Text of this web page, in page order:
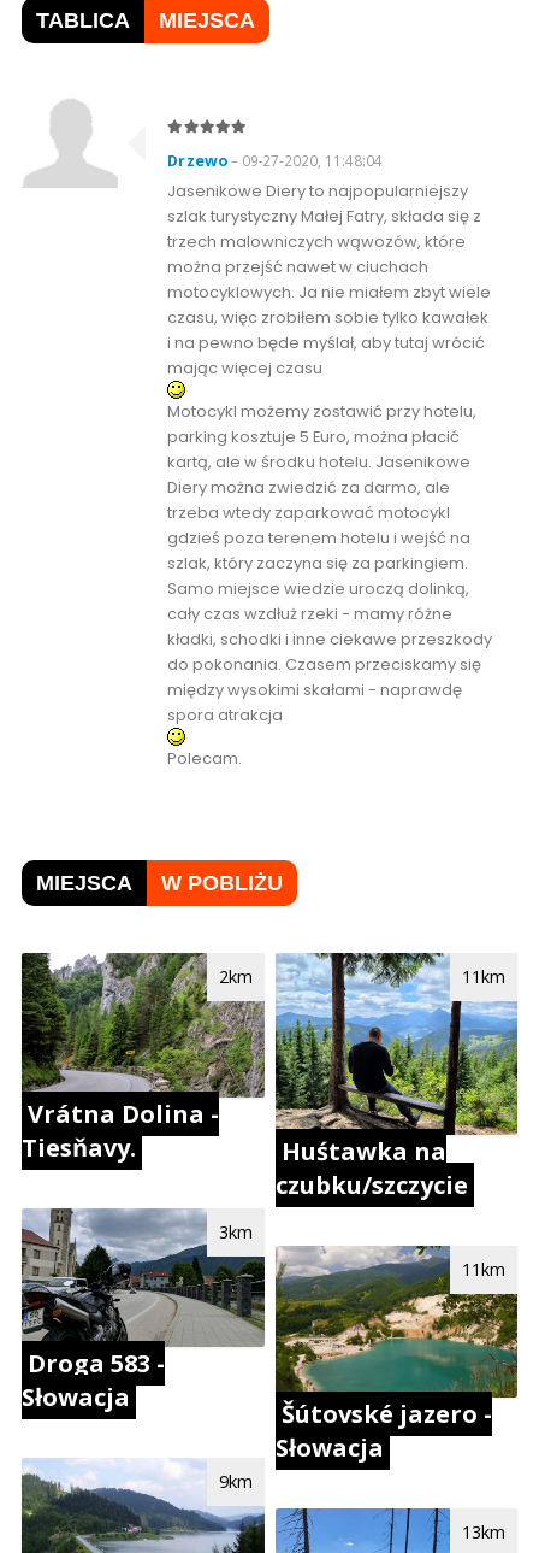
TABLICA MIEJSCA
Drzewo– 09-27-2020, 11:48:04
Jasenikowe Diery to najpopularniejszy
szlak turystyczny Małej Fatry, składa się z
trzech malowniczych wąwozów, które
można przejść nawet w ciuchach
motocyklowych. Ja nie miałem zbyt wiele
czasu, więc zrobiłem sobie tylko kawałek
i na pewno będe myślał, aby tutaj wrócić
mając więcej czasu
Motocykl możemy zostawić przy hotelu,
parking kosztuje 5 Euro, można płacić
kartą, ale w środku hotelu. Jasenikowe
Diery można zwiedzić za darmo, ale
trzeba wtedy zaparkować motocykl
gdzieś poza terenem hotelu i wejść na
szlak, który zaczyna się za parkingiem.
Samo miejsce wiedzie uroczą dolinką,
cały czas wzdłuż rzeki - mamy różne
kładki, schodki i inne ciekawe przeszkody
do pokonania. Czasem przeciskamy się
między wysokimi skałami - naprawdę
spora atrakcja
Polecam.
MIEJSCA W POBLIŻU
Vrátna Dolina -
Tiesňavy.
2km
Droga 583 -
Słowacja
3km
9km
Huśtawka na
czubku/szczycie
11km
Šútovské jazero -
Słowacja
11km
13km